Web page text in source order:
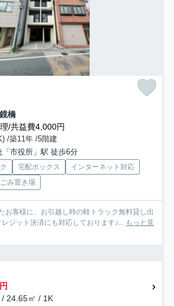
橋
/共益費4,000円
/築11年 /5階建
市役所」駅 徒歩6分
宅配ボックス
インターネット対応
み置き場
お客様に、お引越し時の軽トラック無料貸し出
ジット決済にも対応しております♪... もっと見
/ 24.65㎡ / 1K